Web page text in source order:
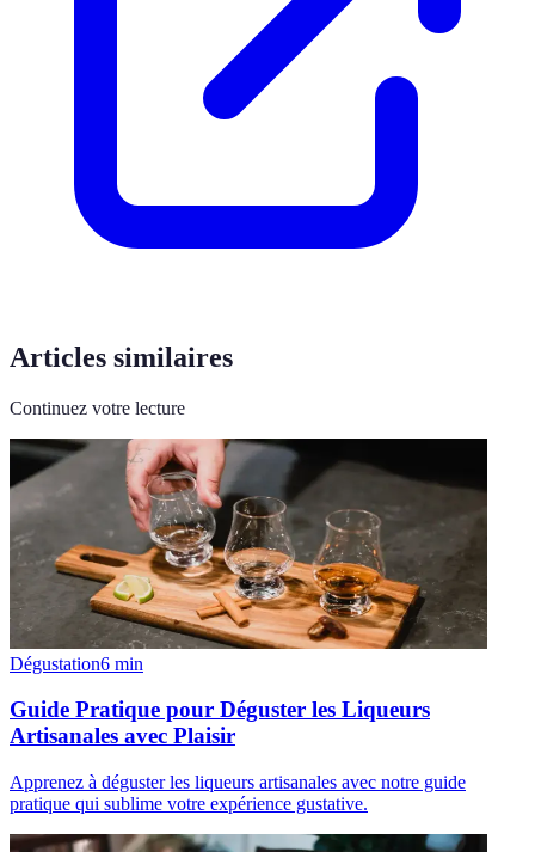
Articles similaires
Continuez votre lecture
Dégustation6 min
Guide Pratique pour Déguster les Liqueurs
Artisanales avec Plaisir
Apprenez à déguster les liqueurs artisanales avec notre guide
pratique qui sublime votre expérience gustative.